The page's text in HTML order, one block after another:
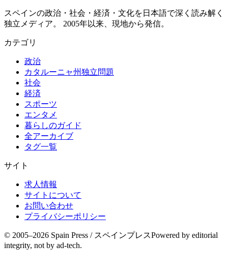
スペインの政治・社会・経済・文化を日本語で深く読み解く
独立メディア。 2005年以来、現地から発信。
カテゴリ
政治
カタルーニャ州独立問題
社会
経済
スポーツ
エンタメ
暮らしのガイド
全アーカイブ
タグ一覧
サイト
求人情報
サイトについて
お問い合わせ
プライバシーポリシー
© 2005–2026 Spain Press / スペインプレスPowered by editorial
integrity, not by ad-tech.